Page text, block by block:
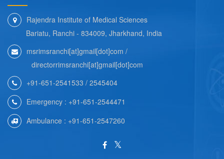
Rajendra Institute of Medical Sciences
Bariatu, Ranchi - 834009, Jharkhand, India
msrimsranchi[at]gmail[dot]com /
directorrimsranchi[at]gmail[dot]com
+91-651-2541533 / 2545404
Emergency : +91-651-2544471
Ambulance : +91-651-2547260